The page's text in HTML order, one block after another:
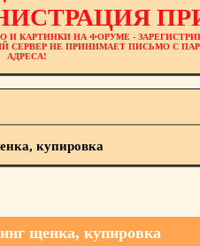
И КАРТИНКИ НА ФОРУМЕ -
СЕРВЕР НЕ ПРИНИМАЕТ ПИСЬМО С
АДРЕСА!
купировка
щенка, купировка